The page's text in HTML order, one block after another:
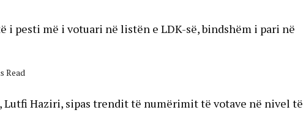
pesti më i votuari në listën e LDK-së, bindshëm i pari në
Read
Haziri, sipas trendit të numërimit të votave në nivel të